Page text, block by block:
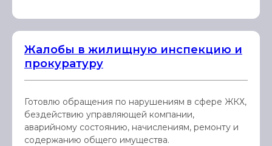
Жалобы в жилищную инспекцию и
прокуратуру
Готовлю обращения по нарушениям в сфере ЖКХ,
бездействию управляющей компании,
аварийному состоянию, начислениям, ремонту и
содержанию общего имущества.